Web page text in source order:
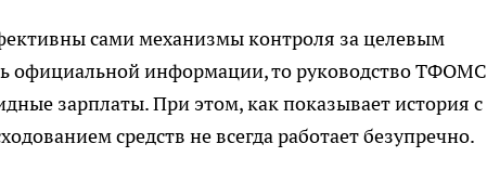
сами механизмы контроля за целевым
официальной информации, то руководство ТФОМС
зарплаты. При этом, как показывает история с
средств не всегда работает безупречно.